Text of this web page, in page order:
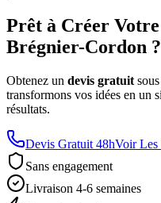
Prêt à Créer
Brégnier-Cordon ?
Obtenez un devis gratuit
transformons vos idées en un
résultats.
Devis Gratuit 48hVoir Les
Sans engagement
Livraison 4-6 semaines